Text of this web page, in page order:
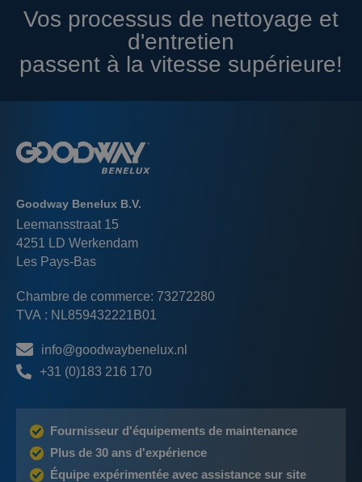
Vos processus de nettoyage et
d'entretien
passent à la vitesse supérieure!
Goodway Benelux B.V.
Leemansstraat 15
4251 LD Werkendam
Les Pays-Bas
Chambre de commerce: 73272280
TVA : NL859432221B01
info@goodwaybenelux.nl
+31 (0)183 216 170
Fournisseur d'équipements de maintenance
Plus de 30 ans d'expérience
Équipe expérimentée avec assistance sur site